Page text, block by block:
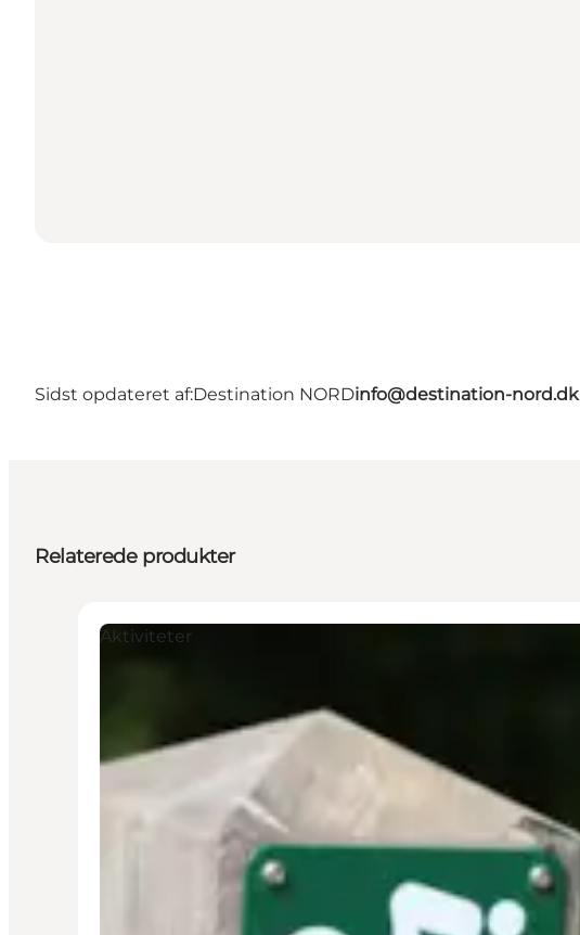
Sidst opdateret af:Destination NORDinfo@destination-nord.dk
Relaterede produkter
Aktiviteter